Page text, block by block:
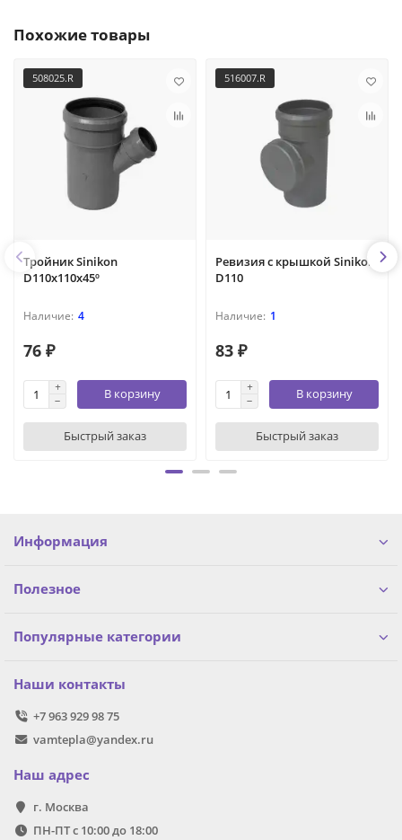
Похожие товары
508025.R
Тройник Sinikon
D110x110x45º
4
76 ₽
В корзину
Быстрый заказ
516007.R
Ревизия с крышкой Sinikon
D110
1
83 ₽
В корзину
Быстрый заказ
Информация
Полезное
Популярные категории
Наши контакты
+7 963 929 98 75
vamtepla@yandex.ru
Наш адрес
г. Москва
ПН-ПТ с 10:00 до 18:00